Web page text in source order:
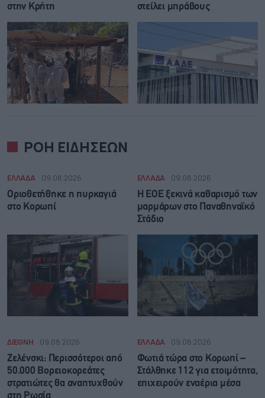
στην Κρήτη
στείλει μπράβους
ΡΟΗ ΕΙΔΗΣΕΩΝ
ΕΛΛΑΔΑ 09.08.2026
Οριοθετήθηκε η πυρκαγιά
στο Κορωπί
ΕΛΛΑΔΑ 09.08.2026
Η ΕΟΕ ξεκινά καθαρισμό των
μαρμάρων στο Παναθηναϊκό
Στάδιο
ΔΙΕΘΝΗ 09.08.2026
Ζελένσκι: Περισσότεροι από
50.000 Βορειοκορεάτες
στρατιώτες θα αναπτυχθούν
στη Ρωσία
ΕΛΛΑΔΑ 09.08.2026
Φωτιά τώρα στο Κορωπί –
Στάλθηκε 112 για ετοιμότητα,
επιχειρούν εναέρια μέσα